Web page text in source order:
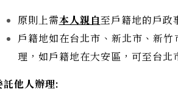
原則上需本人親自至戶籍地的戶政
戶籍地如在台北市、新北市、新
理，如戶籍地在大安區，可至台北
託他人辦理: